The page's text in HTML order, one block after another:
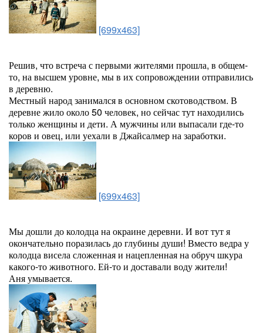
[699x463]
Решив, что встреча с первыми жителями прошла, в общем-
то, на высшем уровне, мы в их сопровождении отправились
в деревню.
Местный народ занимался в основном скотоводством. В
деревне жило около 50 человек, но сейчас тут находились
только женщины и дети. А мужчины или выпасали где-то
коров и овец, или уехали в Джайсалмер на заработки.
[699x463]
Мы дошли до колодца на окраине деревни. И вот тут я
окончательно поразилась до глубины души! Вместо ведра у
колодца висела сложенная и нацепленная на обруч шкура
какого-то животного. Ей-то и доставали воду жители!
Аня умывается.